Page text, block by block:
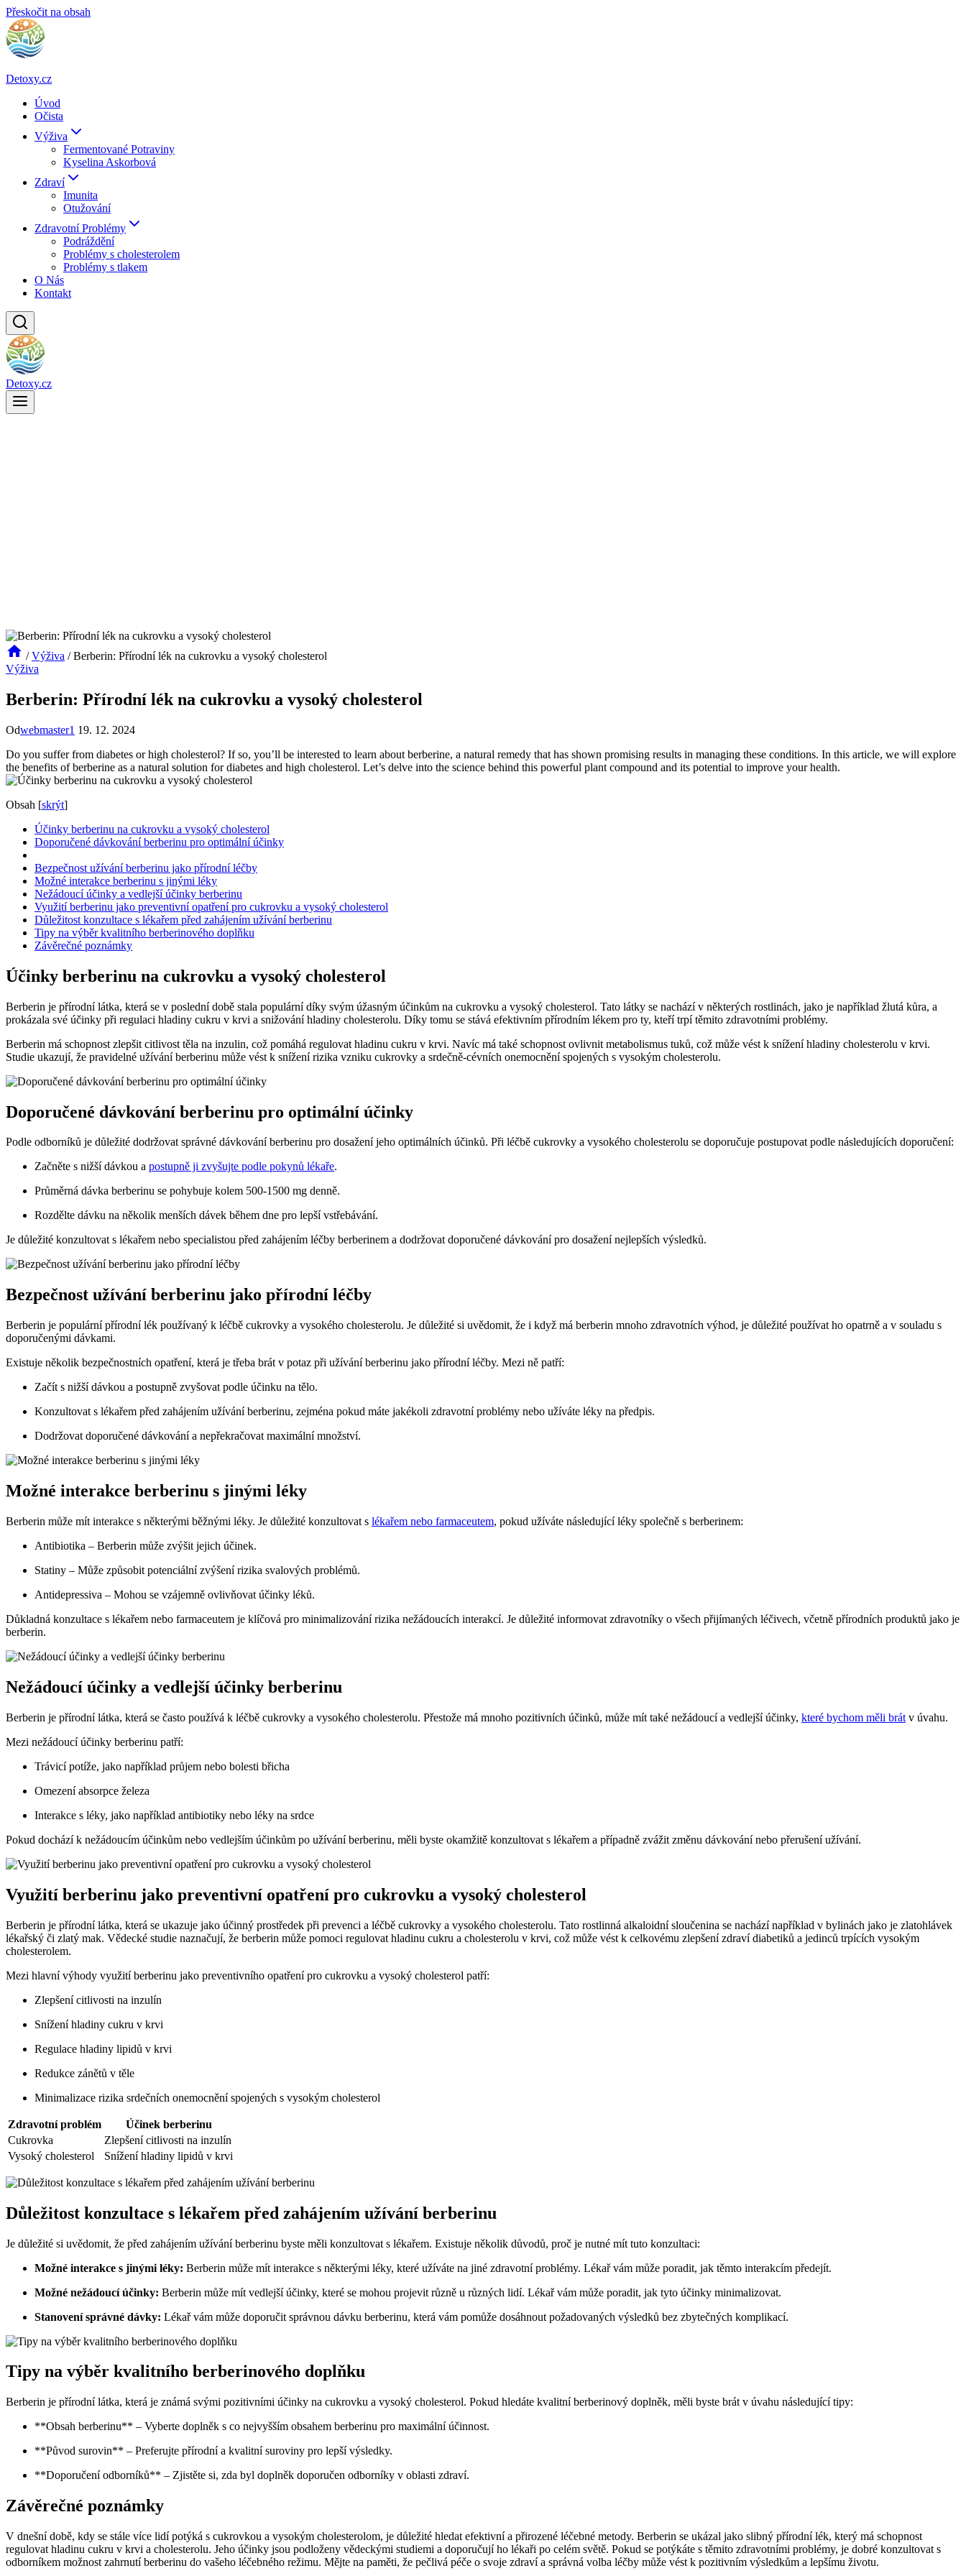
Přeskočit na obsah
Detoxy.cz
Úvod
Očista
Výživa
Fermentované Potraviny
Kyselina Askorbová
Zdraví
Imunita
Otužování
Zdravotní Problémy
Podráždění
Problémy s cholesterolem
Problémy s tlakem
O Nás
Kontakt
Detoxy.cz
/ Výživa / Berberin: Přírodní lék na cukrovku a vysoký cholesterol
Výživa
Berberin: Přírodní lék na cukrovku a vysoký cholesterol
Odwebmaster1 19. 12. 2024
Do you suffer from diabetes or high cholesterol? If so, you’ll be interested to learn about berberine, a natural remedy that has shown promising results in managing these conditions. In this article, we will explore
the benefits of berberine as a natural solution for diabetes and high cholesterol. Let’s delve into the science behind this powerful plant compound and its potential to improve your health.
Obsah [skrýt]
Účinky berberinu na cukrovku a vysoký cholesterol
Doporučené dávkování berberinu pro optimální účinky
Bezpečnost užívání berberinu jako přírodní léčby
Možné interakce berberinu s jinými léky
Nežádoucí účinky a vedlejší účinky berberinu
Využití berberinu jako preventivní opatření pro cukrovku a vysoký cholesterol
Důležitost konzultace s lékařem před zahájením užívání berberinu
Tipy na výběr kvalitního berberinového doplňku
Závěrečné poznámky
Účinky berberinu na cukrovku a vysoký cholesterol
Berberin je přírodní látka, která se v poslední době stala populární díky svým úžasným účinkům na cukrovku a vysoký cholesterol. Tato látky se nachází v některých rostlinách, jako je například žlutá kůra, a
prokázala své účinky při regulaci hladiny cukru v krvi a snižování hladiny cholesterolu. Díky tomu se stává efektivním přírodním lékem pro ty, kteří trpí těmito zdravotními problémy.
Berberin má schopnost zlepšit citlivost těla na inzulin, což pomáhá regulovat hladinu cukru v krvi. Navíc má také schopnost ovlivnit metabolismus tuků, což může vést k snížení hladiny cholesterolu v krvi.
Studie ukazují, že pravidelné užívání berberinu může vést k snížení rizika vzniku cukrovky a srdečně-cévních onemocnění spojených s vysokým cholesterolu.
Doporučené dávkování berberinu pro optimální účinky
Podle odborníků je důležité dodržovat správné dávkování berberinu pro dosažení jeho optimálních účinků. Při léčbě cukrovky a vysokého cholesterolu se doporučuje postupovat podle následujících doporučení:
Začněte s nižší dávkou a postupně ji zvyšujte podle pokynů lékaře.
Průměrná dávka berberinu se pohybuje kolem 500-1500 mg denně.
Rozdělte dávku na několik menších dávek během dne pro lepší vstřebávání.
Je důležité konzultovat s lékařem nebo specialistou před zahájením léčby berberinem a dodržovat doporučené dávkování pro dosažení nejlepších výsledků.
Bezpečnost užívání berberinu jako přírodní léčby
Berberin je populární přírodní lék používaný k léčbě cukrovky a vysokého cholesterolu. Je důležité si uvědomit, že i když má berberin mnoho zdravotních výhod, je důležité používat ho opatrně a v souladu s
doporučenými dávkami.
Existuje několik bezpečnostních opatření, která je třeba brát v potaz při užívání berberinu jako přírodní léčby. Mezi ně patří:
Začít s nižší dávkou a postupně zvyšovat podle účinku na tělo.
Konzultovat s lékařem před zahájením užívání berberinu, zejména pokud máte jakékoli zdravotní problémy nebo užíváte léky na předpis.
Dodržovat doporučené dávkování a nepřekračovat maximální množství.
Možné interakce berberinu s jinými léky
Berberin může mít interakce s některými běžnými léky. Je důležité konzultovat s lékařem nebo farmaceutem, pokud užíváte následující léky společně s berberinem:
Antibiotika – Berberin může zvýšit jejich účinek.
Statiny – Může způsobit potenciální zvýšení rizika svalových problémů.
Antidepressiva – Mohou se vzájemně ovlivňovat účinky léků.
Důkladná konzultace s lékařem nebo farmaceutem je klíčová pro minimalizování rizika nežádoucích interakcí. Je důležité informovat zdravotníky o všech přijímaných léčivech, včetně přírodních produktů jako je
berberin.
Nežádoucí účinky a vedlejší účinky berberinu
Berberin je přírodní látka, která se často používá k léčbě cukrovky a vysokého cholesterolu. Přestože má mnoho pozitivních účinků, může mít také nežádoucí a vedlejší účinky, které bychom měli brát v úvahu.
Mezi nežádoucí účinky berberinu patří:
Trávicí potíže, jako například průjem nebo bolesti břicha
Omezení absorpce železa
Interakce s léky, jako například antibiotiky nebo léky na srdce
Pokud dochází k nežádoucím účinkům nebo vedlejším účinkům po užívání berberinu, měli byste okamžitě konzultovat s lékařem a případně zvážit změnu dávkování nebo přerušení užívání.
Využití berberinu jako preventivní opatření pro cukrovku a vysoký cholesterol
Berberin je přírodní látka, která se ukazuje jako účinný prostředek při prevenci a léčbě cukrovky a vysokého cholesterolu. Tato rostlinná alkaloidní sloučenina se nachází například v bylinách jako je zlatohlávek
lékařský či zlatý mak. Vědecké studie naznačují, že berberin může pomoci regulovat hladinu cukru a cholesterolu v krvi, což může vést k celkovému zlepšení zdraví diabetiků a jedinců trpících vysokým
cholesterolem.
Mezi hlavní výhody využití berberinu jako preventivního opatření pro cukrovku a vysoký cholesterol patří:
Zlepšení citlivosti na inzulín
Snížení hladiny cukru v krvi
Regulace hladiny lipidů v krvi
Redukce zánětů v těle
Minimalizace rizika srdečních onemocnění spojených s vysokým cholesterol
Zdravotní problém
Účinek berberinu
Cukrovka
Zlepšení citlivosti na inzulín
Vysoký cholesterol
Snížení hladiny lipidů v krvi
Důležitost konzultace s lékařem před zahájením užívání berberinu
Je důležité si uvědomit, že před zahájením užívání berberinu byste měli konzultovat s lékařem. Existuje několik důvodů, proč je nutné mít tuto konzultaci:
Možné interakce s jinými léky: Berberin může mít interakce s některými léky, které užíváte na jiné zdravotní problémy. Lékař vám může poradit, jak těmto interakcím předejít.
Možné nežádoucí účinky: Berberin může mít vedlejší účinky, které se mohou projevit různě u různých lidí. Lékař vám může poradit, jak tyto účinky minimalizovat.
Stanovení správné dávky: Lékař vám může doporučit správnou dávku berberinu, která vám pomůže dosáhnout požadovaných výsledků bez zbytečných komplikací.
Tipy na výběr kvalitního berberinového doplňku
Berberin je přírodní látka, která je známá svými pozitivními účinky na cukrovku a vysoký cholesterol. Pokud hledáte kvalitní berberinový doplněk, měli byste brát v úvahu následující tipy:
**Obsah berberinu** – Vyberte doplněk s co nejvyšším obsahem berberinu pro maximální účinnost.
**Původ surovin** – Preferujte přírodní a kvalitní suroviny pro lepší výsledky.
**Doporučení odborníků** – Zjistěte si, zda byl doplněk doporučen odborníky v oblasti zdraví.
Závěrečné poznámky
V dnešní době, kdy se stále více lidí potýká s cukrovkou a vysokým cholesterolom, je důležité hledat efektivní a přirozené léčebné metody. Berberin se ukázal jako slibný přírodní lék, který má schopnost
regulovat hladinu cukru v krvi a cholesterolu. Jeho účinky jsou podloženy vědeckými studiemi a doporučují ho lékaři po celém světě. Pokud se potýkáte s těmito zdravotními problémy, je dobré konzultovat s
odborníkem možnost zahrnutí berberinu do vašeho léčebného režimu. Mějte na paměti, že pečlivá péče o svoje zdraví a správná volba léčby může vést k pozitivním výsledkům a lepšímu životu.